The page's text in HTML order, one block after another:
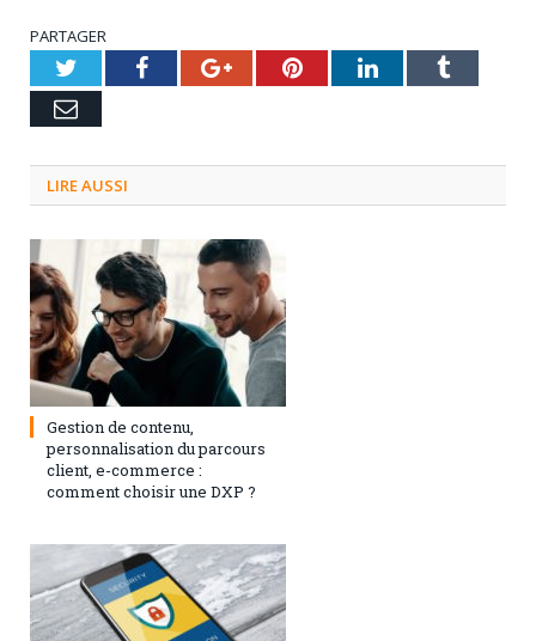
PARTAGER
TwitterFacebookGoogle+PinterestLinkedInTumblr
Email
LIRE AUSSI
3 septembre 2024
Gestion de contenu,
personnalisation du parcours
client, e-commerce :
comment choisir une DXP ?